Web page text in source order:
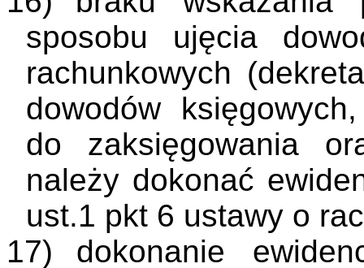
sposobu ujęcia
rachunkowych
dowodów
do zaksięgowania
należy dokonać
ust.1 pkt 6 ustawy o
17)
dokonanie